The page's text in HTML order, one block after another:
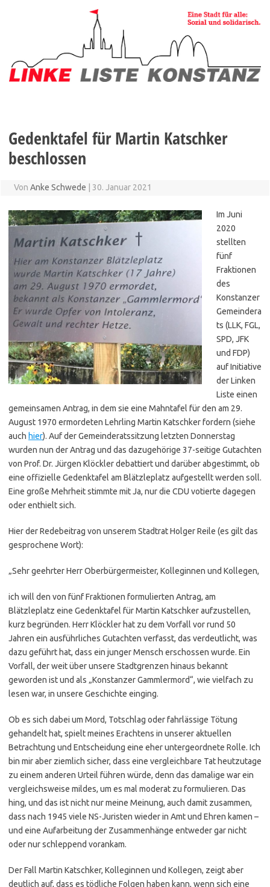
Gedenktafel für Martin Katschker
beschlossen
Von Anke Schwede 30. Januar 2021
Im Juni
2020
stellten
fünf
Fraktionen
des
Konstanzer
Gemeindera
ts (LLK, FGL,
SPD, JFK
und FDP)
auf Initiative
der Linken
Liste einen
gemeinsamen Antrag, in dem sie eine Mahntafel für den am 29.
August 1970 ermordeten Lehrling Martin Katschker fordern (siehe
auch hier). Auf der Gemeinderatssitzung letzten Donnerstag
wurden nun der Antrag und das dazu­gehörige 37-seitige Gutachten
von Prof. Dr. Jürgen Klöckler debattiert und darüber abgestimmt, ob
eine offizielle Gedenktafel am Blätzleplatz aufgestellt werden soll.
Eine große Mehrheit stimmte mit Ja, nur die CDU votierte dagegen
oder enthielt sich.
Hier der Redebeitrag von unserem Stadtrat Holger Reile (es gilt das
gesprochene Wort):
„Sehr geehrter Herr Oberbürgermeister, Kolleginnen und Kollegen,
ich will den von fünf Fraktionen formulierten Antrag, am
Blätzleplatz eine Gedenktafel für Martin Katschker aufzustellen,
kurz begründen. Herr Klöckler hat zu dem Vorfall vor rund 50
Jahren ein ausführliches Gutachten verfasst, das verdeutlicht, was
dazu geführt hat, dass ein junger Mensch erschossen wurde. Ein
Vorfall, der weit über unsere Stadtgrenzen hinaus bekannt
geworden ist und als „Konstanzer Gammlermord“, wie vielfach zu
lesen war, in unsere Geschichte einging.
Ob es sich dabei um Mord, Totschlag oder fahrlässige Tötung
gehandelt hat, spielt meines Erachtens in unserer aktuellen
Betrachtung und Entscheidung eine eher untergeordnete Rolle. Ich
bin mir aber ziemlich sicher, dass eine vergleichbare Tat heutzutage
zu einem anderen Urteil führen würde, denn das damalige war ein
vergleichsweise mildes, um es mal moderat zu formulieren. Das
hing, und das ist nicht nur meine Meinung, auch damit zusammen,
dass nach 1945 viele NS-Juristen wieder in Amt und Ehren kamen –
und eine Aufarbeitung der Zusammenhänge entweder gar nicht
oder nur schleppend vorankam.
Der Fall Martin Katschker, Kolleginnen und Kollegen, zeigt aber
deutlich auf, dass es tödliche Folgen haben kann, wenn sich eine